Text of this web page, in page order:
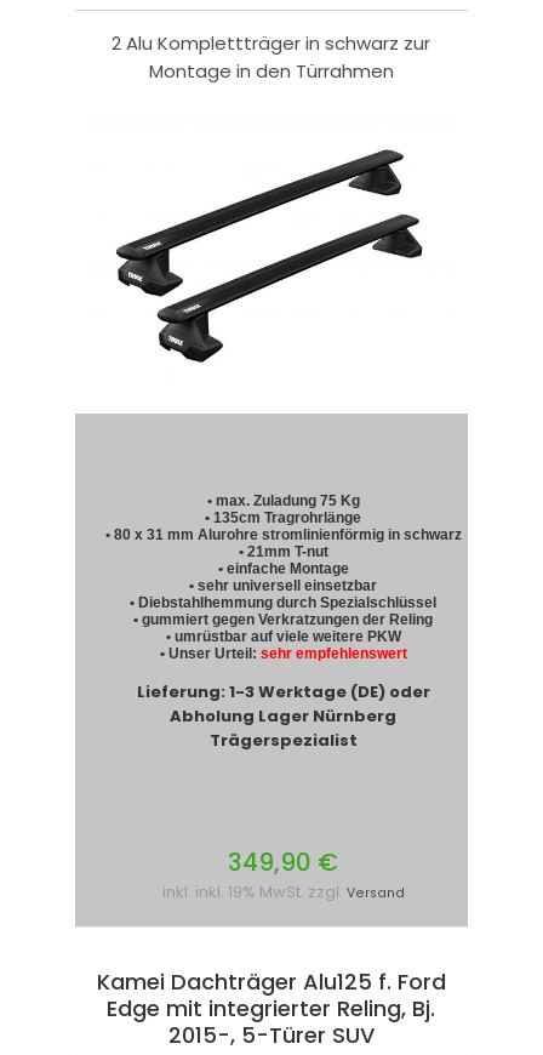
2 Alu Komplettträger in schwarz zur
Montage in den Türrahmen
• max. Zuladung 75 Kg
• 135cm Tragrohrlänge
• 80 x 31 mm Alurohre stromlinienförmig in schwarz
• 21mm T-nut
• einfache Montage
• sehr universell einsetzbar
• Diebstahlhemmung durch Spezialschlüssel
• gummiert gegen Verkratzungen der Reling
• umrüstbar auf viele weitere PKW
• Unser Urteil: sehr empfehlenswert
Lieferung: 1-3 Werktage (DE) oder
Abholung Lager Nürnberg
Trägerspezialist
349,90 €
inkl. inkl. 19% MwSt. zzgl. Versand
Kamei Dachträger Alu125 f. Ford
Edge mit integrierter Reling, Bj.
2015-, 5-Türer SUV